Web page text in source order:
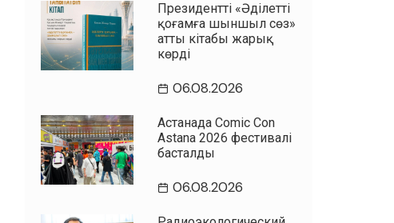
Президенттің «Әділетті
қоғамға шыншыл сөз»
атты кітабы жарық
көрді
06.08.2026
Астанада Comic Con
Astana 2026 фестивалі
басталды
06.08.2026